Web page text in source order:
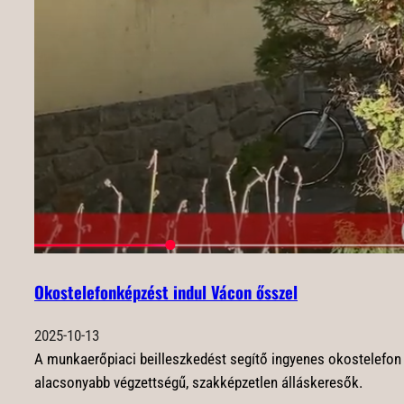
Okostelefonképzést indul Vácon ősszel
2025-10-13
A munkaerőpiaci beilleszkedést segítő ingyenes
alacsonyabb végzettségű, szakképzetlen álláskeresők.